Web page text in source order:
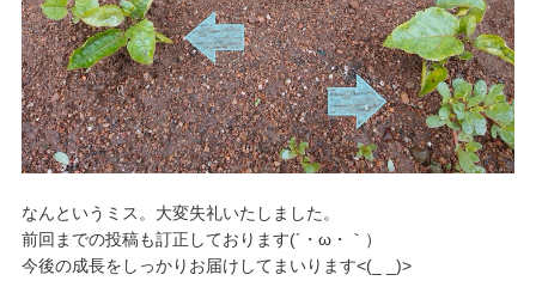
なんというミス。大変失礼いたしました。
前回までの投稿も訂正しております(´・ω・｀）
今後の成長をしっかりお届けしてまいります<(_ _)>